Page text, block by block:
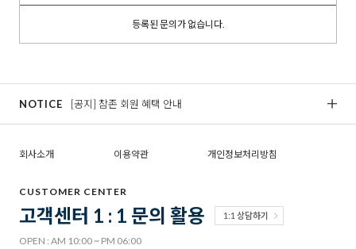
등록된 문의가 없습니다.
NOTICE [공지] 참존 회원 혜택 안내
회사소개 이용약관 개인정보처리방침
CUSTOMER CENTER
고객센터 1 : 1 문의 활용 1:1 상담하기
OPEN : AM 10:00 ~ PM 06:00